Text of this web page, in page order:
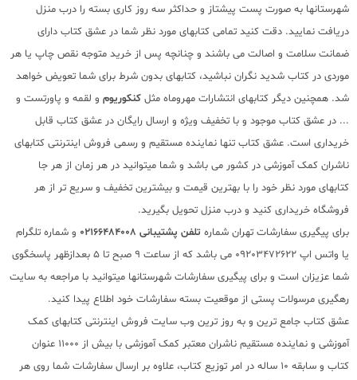
شهرستانها به صورت پست پیشتاز و حداکثر سه روز کاری بسته را درب منزل
دریافت نمایید. دقت کنید تمامی کتابهای مورد نظر شما در عشق کتاب دارای
ضمانت سلامت و اصالت می باشند و چنانچه پس از خرید متوجه نقص چاپ یا هر
موردی در کتاب شدید نگران نباشید، کتابهای بدون شرط برای شما تعویض خواهد
شد. همچنین دیگر کتابهای انتشارات مهروماه مثل کنکوریوم و لقمه و پاورتست و
... در عشق کتاب موجود و با تخفیف ویژه و ارسال رایگان در عشق کتاب قابل
خریداری است. عشق کتاب تنها نماینده مستقیم و رسمی فروش اینترنتی کتابهای
ناشران کمک آموزشی در کشور می باشد و شما میتوانید در هر زمان از هر جا
کتابهای مورد نظر خود را با بهترین قیمت و بیشترین تخفیف و سریع تر از هر
فروشگاه خریداری کنید و درب منزل تحویل بگیرید.
برای پیگیری سفارشات تهران شماره تلفن پشتیبانی 02166484008
و شماره تلگرام
یا واتس اپ 09203472622 می باشد که از ساعت 9 صبح تا 5 بعدازظهر پاسخگوی
شما عزیزان است و برای پیگیری سفارشات شهرستانها میتوانید با مراجعه به سایت
رهگیری مرسولات پستی از موقعیت بسته سفارشات خود اطلاع پیدا کنید.
عشق کتاب جامع ترین و به روز ترین وب سایت فروش اینترنتی کتابهای کمک
آموزشی و نماینده مستقیم ناشران معتبر کمک آموزشی با بیش از 11000 عنوان
کتاب و سابقه 10 ساله در امر توزیع کتاب، علاوه بر ارسال سفارشات شما روی هر